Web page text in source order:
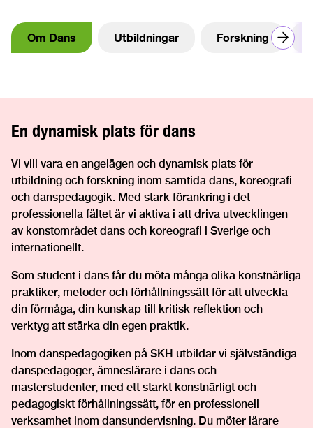
Om Dans Utbildningar Forskning
En dynamisk plats för dans
Vi vill vara en angelägen och dynamisk plats för
utbildning och forskning inom samtida dans, koreografi
och danspedagogik. Med stark förankring i det
professionella fältet är vi aktiva i att driva utvecklingen
av konstområdet dans och koreografi i Sverige och
internationellt.
Som student i dans får du möta många olika konstnärliga
praktiker, metoder och förhållningssätt för att utveckla
din förmåga, din kunskap till kritisk reflektion och
verktyg att stärka din egen praktik.
Inom danspedagogiken på SKH utbildar vi självständiga
danspedagoger, ämneslärare i dans och
masterstudenter, med ett starkt konstnärligt och
pedagogiskt förhållningssätt, för en professionell
verksamhet inom dansundervisning. Du möter lärare